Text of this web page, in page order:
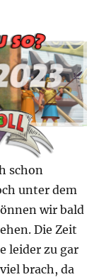
schon
unter dem
wir bald
Die Zeit
leider zu gar
brach, da